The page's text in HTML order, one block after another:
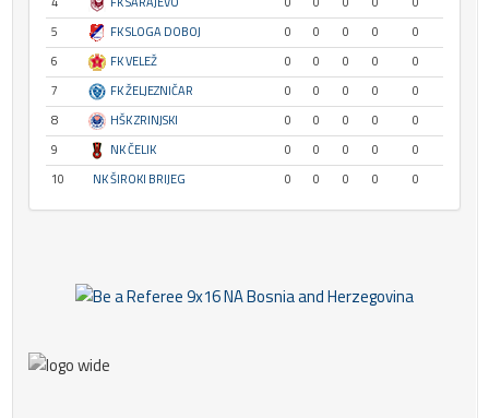
5
FK SLOGA DOBOJ 0 0 0 0
0
6
FK VELEŽ 0 0 0 0
0
7
FK ŽELJEZNIČAR 0 0 0 0
0
8
HŠK ZRINJSKI 0 0 0 0
0
9
NK ČELIK 0 0 0 0
0
10
NK ŠIROKI BRIJEG 0 0 0 0 0